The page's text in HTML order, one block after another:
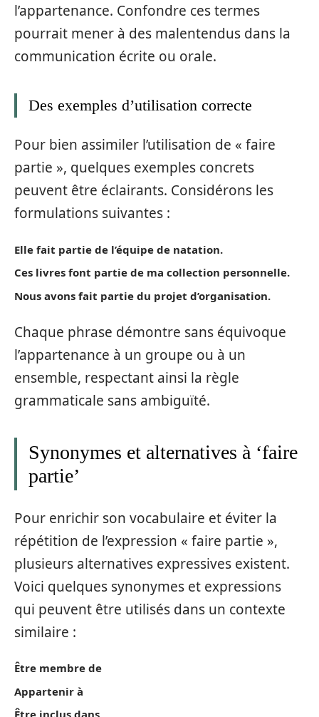
l’appartenance. Confondre ces termes
pourrait mener à des malentendus dans la
communication écrite ou orale.
Des exemples d’utilisation correcte
Pour bien assimiler l’utilisation de « faire
partie », quelques exemples concrets
peuvent être éclairants. Considérons les
formulations suivantes :
Elle fait partie de l’équipe de natation.
Ces livres font partie de ma collection personnelle.
Nous avons fait partie du projet d’organisation.
Chaque phrase démontre sans équivoque
l’appartenance à un groupe ou à un
ensemble, respectant ainsi la règle
grammaticale sans ambiguïté.
Synonymes et alternatives à ‘faire
partie’
Pour enrichir son vocabulaire et éviter la
répétition de l’expression « faire partie »,
plusieurs alternatives expressives existent.
Voici quelques synonymes et expressions
qui peuvent être utilisés dans un contexte
similaire :
Être membre de
Appartenir à
Être inclus dans